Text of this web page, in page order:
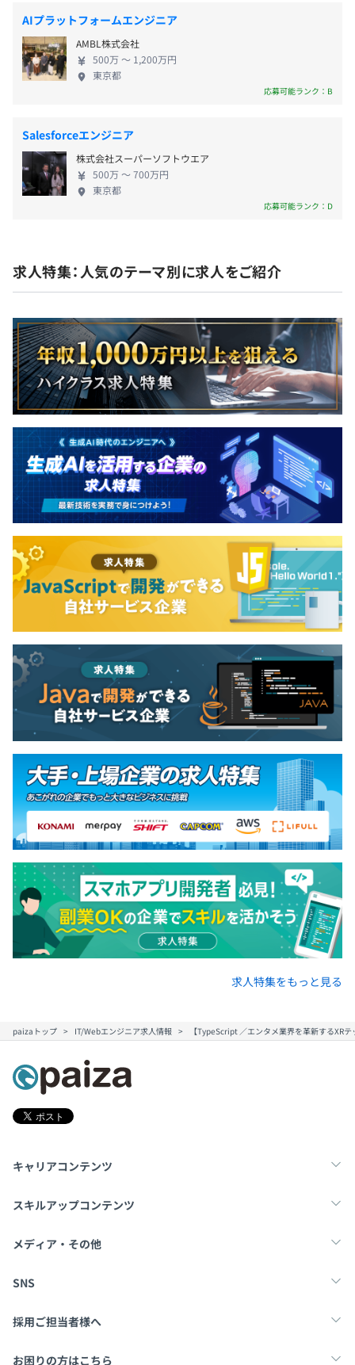
【開発スタイル】
◆2週間1スプリントとしてスクラム開発を採用。
GitHub Issues でStoryとIssueをチケットを管理し、
ZenHubでカンバンでパイプラインを管理。
◆モブプログラミング（複数人で同じタスクに取り組むプ
オンボーディングや難しいタスクに対して局所的に取り
入れるなど、柔軟に利用。
というモデリング手法で他チームの関係者を巻き込み要件
の洗い出しをおこなう。
◆Design Docでたたきの設計を作成、レビューでのブラ
ッシュアップを経て、開発をおこなう。
あるコンテキスト（背景）から、ある実装方法を決定し
たこと、決定のトレードオフなどを残しておく。
【開発環境】
言語：TypeScript（Node.js）
フレームワーク：React, Express
データベース：Firestore, PostgreSQL
ソースコード管理：GitHub
CI/CD：Github Actions
分析基盤：BigQuery, Looker, metabase, redash
構成管理ツール：Terraform
プロジェクト管理：Notion
情報共有ツール：Slack、Notion, ZenHub
インフラ：AWS、GCP
年に1回、評価をおこなっています。
契約更新の有無・契約期間の定め
あり(契約更新タイミング：初回は入社後6か月、2回目以
降は要相談)
況により判断
契約更新の上限
なし
6カ月（期間中、条件の変更はありません）
※試用期間経過後に評価を実施し、無期雇用正社員への登
用を決定します。
っているのがプロ。 ロジカルな答えは、感覚や経験
ではなく、数字や事実にベースに自分の言葉で説明
ができること。 バルスは、なぜやっているのか分か
らない状況に疑問を持ち、積極的に巻き込まれて改
善していくことに ワクワク感を抱くプロ集団です。
停滞することは衰退と考え、ブレずにゴールを目指
す。 バルスは、失敗しても、前進するためのチャレ
ンジから学び続けるイテレーションを続けます。
AIプラットフォームエンジニア
AMBL株式会社
500万 〜 1,200万円
東京都
応募可能ランク：B
Salesforceエンジニア
株式会社スーパーソフトウエア
500万 〜 700万円
東京都
応募可能ランク：D
求人特集：人気のテーマ別に求人をご紹介
求人特集をもっと見る
paizaトップ IT/Webエンジニア求人情報 【TypeScript ／エンタメ業界を革新するXR
キャリアコンテンツ
転職・キャリア
スキルアップコンテンツ
学習
メディア・その他
Tech Team Journal
SNS
X
採用ご担当者様へ
採用・教育をお考えの企業様へ
お困りの方はこちら